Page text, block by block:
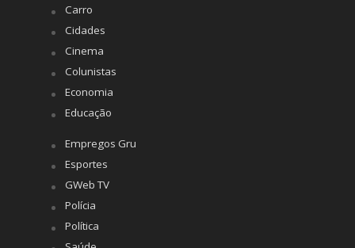
Carro
Cidades
Cinema
Colunistas
Economia
Educação
Empregos Gru
Esportes
GWeb TV
Polícia
Política